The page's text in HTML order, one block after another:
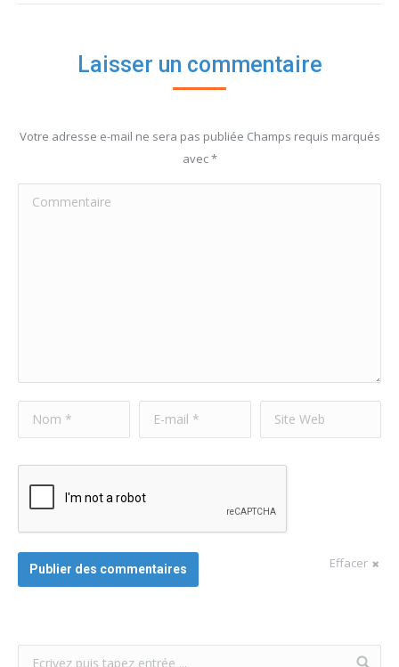
Laisser un commentaire
Votre adresse e-mail ne sera pas publiée Champs requis marqués
avec*
Commentaire
Nom * E-mail * Site Web
Effacer
Publier des commentaires